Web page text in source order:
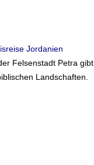
Jordanien
Felsenstadt Petra gibt
Landschaften.